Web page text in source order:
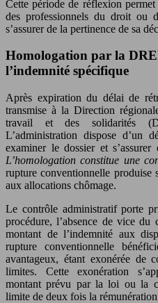
Cette période de réflexion
des professionnels du droit ou
s’assurer de la pertinence de sa
Homologation par la
l’indemnité spécifique
Après expiration du délai de
transmise à la Direction
travail et des solidarités
L’administration dispose d’un
examiner le dossier et
L’homologation constitue une
rupture conventionnelle produise
aux allocations chômage.
Le contrôle administratif porte
procédure, l’absence de vice du
montant de l’indemnité aux
rupture conventionnelle
avantageux, étant exonérée de
limites. Cette exonération
montant prévu par la loi ou la
limite de deux fois la